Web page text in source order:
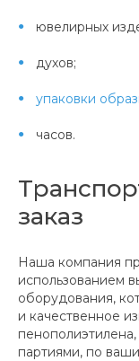
ювелирных
духов;
упаковки
часов.
заказ
Наша компания
использованием
оборудования,
и качественное
партиями, по